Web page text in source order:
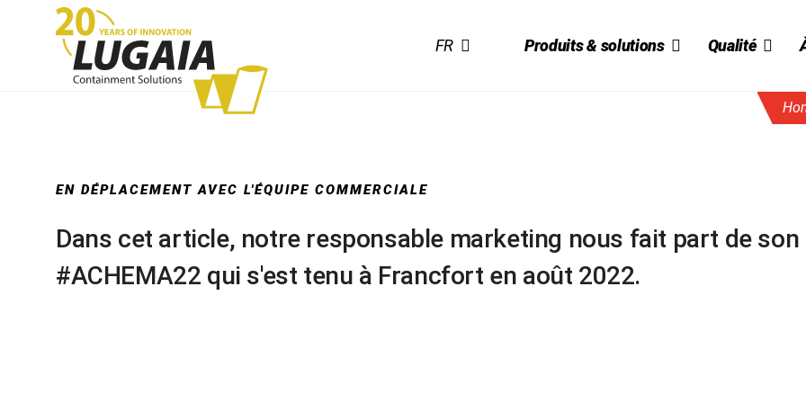
FR Produits & solutions
continue
Qualité
Responsabilité
d’entreprise
EN DÉPLACEMENT AVEC L'ÉQUIPE COMMERCIALE
Dans cet article, notre responsable marketing nous fait part de
#ACHEMA22 qui s'est tenu à Francfort en août 2022.